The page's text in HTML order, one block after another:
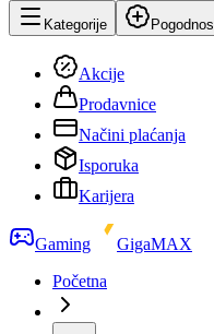
Kategorije
Akcije
Prodavnice
Načini plaćanja
Isporuka
Karijera
Gaming
GigaMAX
Početna